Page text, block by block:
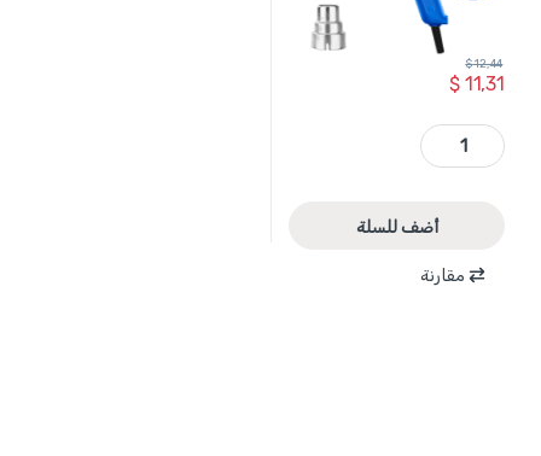
$11,31
$12,44
WHG1516 - كور هواء ساخن 1600 واط + اكسسوارات WADFOW quantity
أضف للسلة
مقارنة